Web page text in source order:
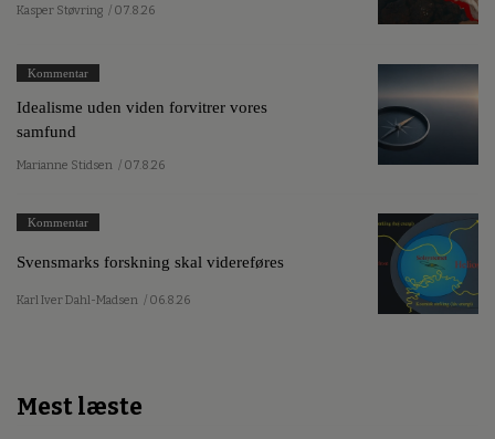
Kasper Støvring / 07.8.26
Kommentar
Idealisme uden viden forvitrer vores
samfund
Marianne Stidsen / 07.8.26
Kommentar
Svensmarks forskning skal videreføres
Karl Iver Dahl-Madsen / 06.8.26
Mest læste